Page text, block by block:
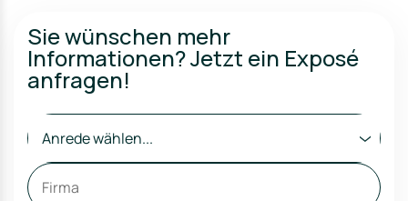
Sie wünschen mehr
Informationen? Jetzt ein Exposé
anfragen!
Anrede wählen...